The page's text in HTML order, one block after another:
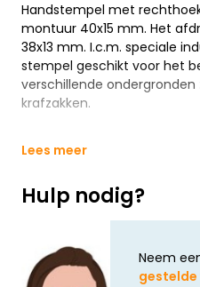
Handstempel met
montuur 40x15 mm. Het
38x13 mm. I.c.m. speciale
stempel geschikt voor het
verschillende ondergronden
krafzakken.
Lees meer
Hulp nodig?
Neem
gestelde